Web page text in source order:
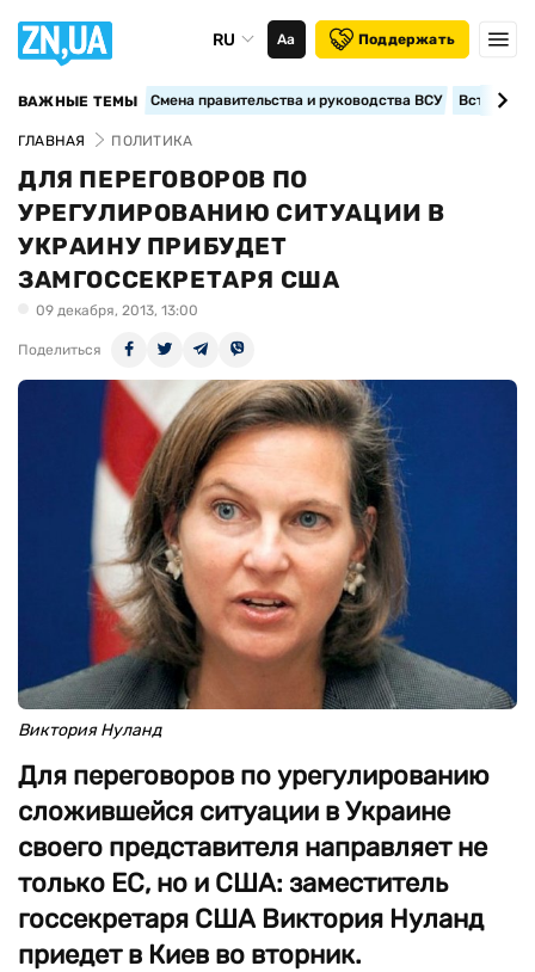
RU Аа Поддержать
ВАЖНЫЕ ТЕМЫ Смена правительства и руководства ВСУ
ГЛАВНАЯ ПОЛИТИКА
ДЛЯ ПЕРЕГОВОРОВ ПО
УРЕГУЛИРОВАНИЮ СИТУАЦИИ В
УКРАИНУ ПРИБУДЕТ
ЗАМГОССЕКРЕТАРЯ США
09 декабря, 2013, 13:00
Поделиться
Виктория Нуланд
Для переговоров по урегулированию
сложившейся ситуации в Украине
своего представителя направляет не
только ЕС, но и США: заместитель
госсекретаря США Виктория Нуланд
приедет в Киев во вторник.